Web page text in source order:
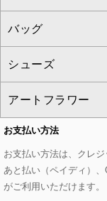
eur3
Maison de CINQ
パーカー
タンクトップ・
スウェット・ジ
その他のトップ
サロペット・オ
その他のパンツ
ショート・ミニ
その他のスカー
セットアップ
セットアップジ
セットアップパ
セットアップス
セットアップワ
ピーコート
ダッフルコート
チェスターコー
モッズコート
ステンカラーコ
マスク
ストール・マフ
ベルト・サスペ
帽子
ヘアアクセサリ
すべてのアクセ
ネックレス
ピアス・イヤリ
ブレスレット・
ブローチ・コサ
バッグ
すべてのバッグ
トートバッグ
ショルダーバッ
ボストンバッグ
シューズ
すべてのシュー
パンプス
スニーカー
アートフラワー
すべてのアート
ローズ
お支払い方法
お支払い方法は、クレ
あと払い（ペイディ）
がご利用いただけます。